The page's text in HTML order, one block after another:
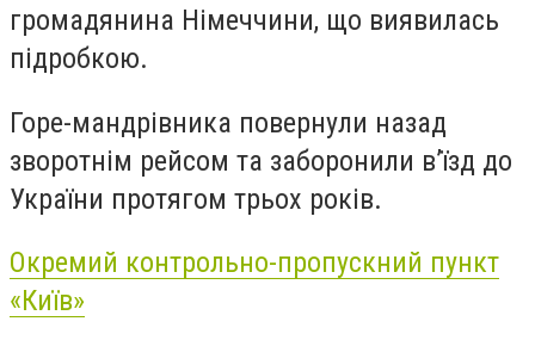
громадянина Німеччини, що виявилась
підробкою.
Горе-мандрівника повернули назад
зворотнім рейсом та заборонили в’їзд до
України протягом трьох років.
Окремий контрольно-пропускний пункт
«Київ»